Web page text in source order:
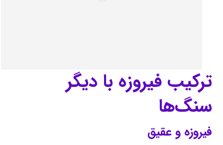
ترکیب فیروزه با دیگر
سنگ‌ها
فیروزه و عقیق